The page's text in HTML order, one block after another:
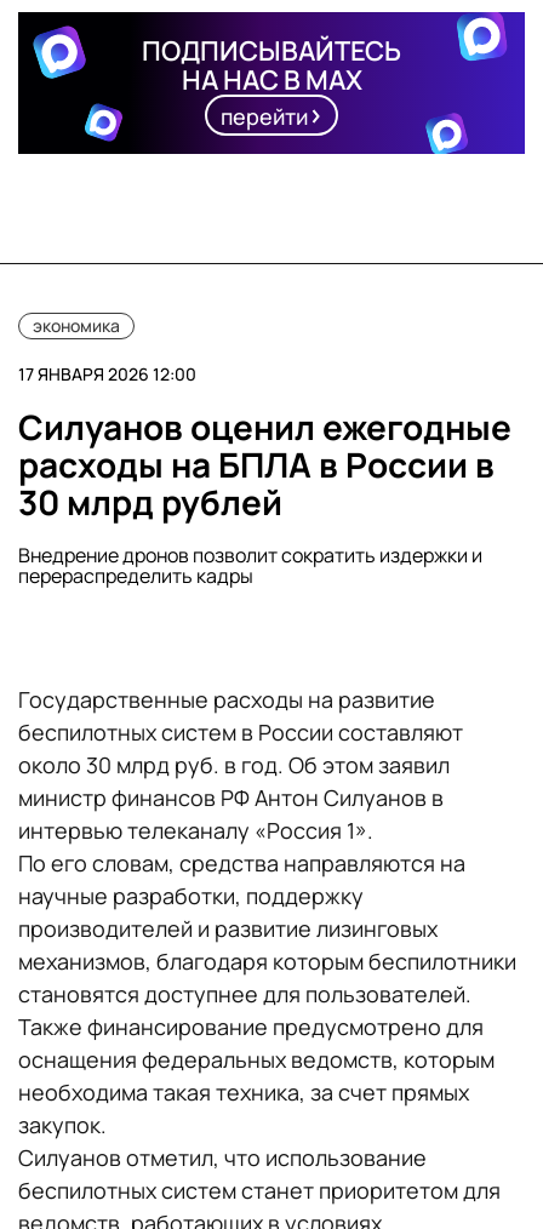
ПОДПИСЫВАЙТЕСЬ
НА НАС В MAX
перейти
экономика
17 ЯНВАРЯ 2026 12:00
Силуанов оценил ежегодные
расходы на БПЛА в России в
30 млрд рублей
Внедрение дронов позволит сократить издержки и
перераспределить кадры
Государственные расходы на развитие
беспилотных систем в России составляют
около 30 млрд руб. в год. Об этом заявил
министр финансов РФ Антон Силуанов в
интервью телеканалу «Россия 1».
По его словам, средства направляются на
научные разработки, поддержку
производителей и развитие лизинговых
механизмов, благодаря которым беспилотники
становятся доступнее для пользователей.
Также финансирование предусмотрено для
оснащения федеральных ведомств, которым
необходима такая техника, за счет прямых
закупок.
Силуанов отметил, что использование
беспилотных систем станет приоритетом для
ведомств, работающих в условиях